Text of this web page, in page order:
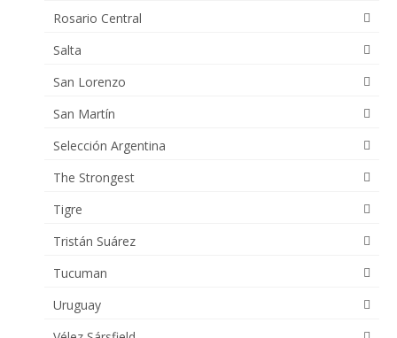
Rosario Central
Salta
San Lorenzo
San Martín
Selección Argentina
The Strongest
Tigre
Tristán Suárez
Tucuman
Uruguay